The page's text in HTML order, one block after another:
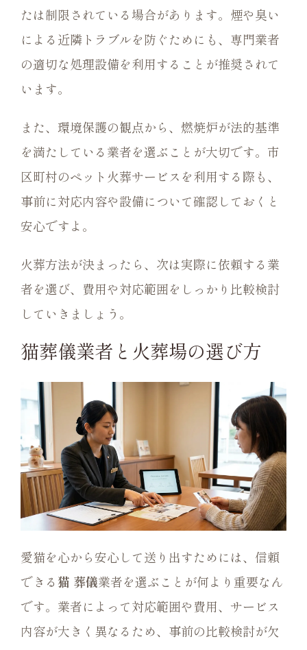
たは制限されている場合があります。煙や臭い
による近隣トラブルを防ぐためにも、専門業者
の適切な処理設備を利用することが推奨されて
います。
また、環境保護の観点から、燃焼炉が法的基準
を満たしている業者を選ぶことが大切です。市
区町村のペット火葬サービスを利用する際も、
事前に対応内容や設備について確認しておくと
安心ですよ。
火葬方法が決まったら、次は実際に依頼する業
者を選び、費用や対応範囲をしっかり比較検討
していきましょう。
猫葬儀業者と火葬場の選び方
愛猫を心から安心して送り出すためには、信頼
できる 猫 葬儀業者を選ぶことが何より重要なん
です。業者によって対応範囲や費用、サービス
内容が大きく異なるため、事前の比較検討が欠